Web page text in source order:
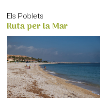
Els Poblets
Ruta per la Mar